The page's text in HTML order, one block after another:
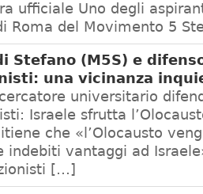
ufficiale Uno degli
Roma del Movimento 5
Stefano (M5S) e
una vicinanza
universitario
Israele sfrutta
che «l’Olocausto
indebiti vantaggi ad
[…]